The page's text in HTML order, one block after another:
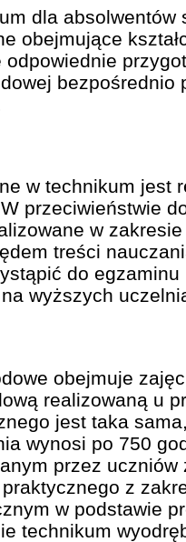
dla absolwentów
obejmujące
bezpośrednio
w technikum jest
przeciwieństwie
w
treści
do
wyższych
obejmuje
realizowaną u
jest taka
wynosi po 750
przez
z
w podstawie
technikum